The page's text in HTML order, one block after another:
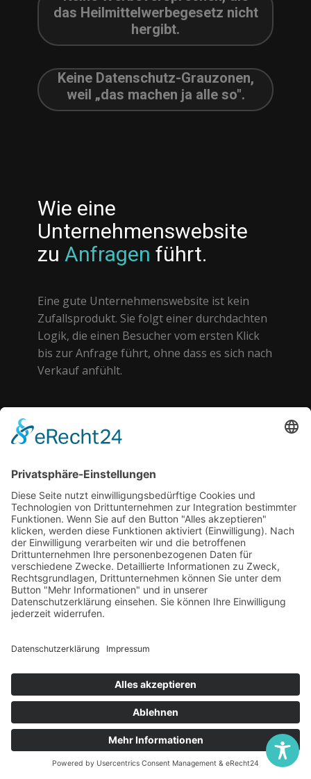
das Heilmittelwerbegesetz nicht
hergibt.
Keine Datenschutz-Grauzonen,
weil „das machen ja alle so".
Wie eine
Unternehmenswebsite
zu Anfragen führt.
Eine gute Unternehmenswebsite ist kein
Zufallsprodukt. Sie folgt einer durchdachten
Logik, die einen Besucher vom ersten Klick
bis zur Anfrage führt, ohne dass es sich nach
Verkauf anfühlt.
Aufmerksamkeit gewinnen.
der Besucher, ob er bleibt. Klares
Wertversprechen, professionelles Design,
sofort erkennbarer Branchen-Bezug — das
sind die Hebel, die wir gestalten.
Vertrauen aufbauen.
Entscheider kaufen nicht impulsiv — sie
kaufen, wenn das Vertrauen steht.
Online-Rezeption